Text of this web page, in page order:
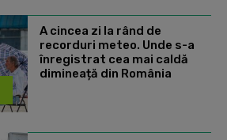
A cincea zi la rând de
recorduri meteo. Unde s-a
înregistrat cea mai caldă
dimineață din România